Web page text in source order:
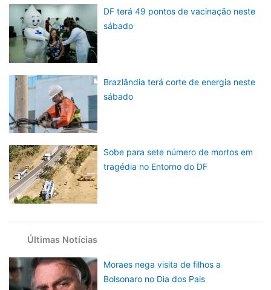
DF terá 49 pontos de vacinação neste
sábado
Brazlândia terá corte de energia neste
sábado
Sobe para sete número de mortos em
tragédia no Entorno do DF
Últimas Notícias
Moraes nega visita de filhos a
Bolsonaro no Dia dos Pais